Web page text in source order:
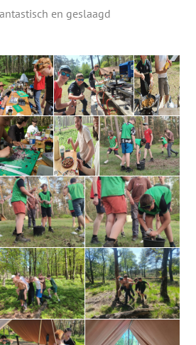
en geslaagd